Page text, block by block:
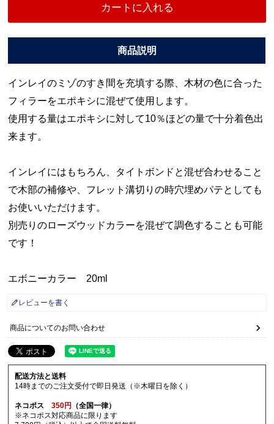
カートに入れる
インレイのミゾのすき間を充填する際、木材の色に合った
フィラーをエポキシに混ぜて使用します。
使用する量はエポキシに対して10％ほどの量で十分着色出
来ます。
インレイにはもちろん、タイトボンドと混ぜ合わせること
で木部の補修や、フレット溝切りの時穴埋めパテとしても
お使いいただけます。
別売りのローズウッドカラーを混ぜて調色することも可能
です！
エボニーカラー 20ml
レビューを書く
商品についてのお問い合わせ
配送方法と送料
14時までのご注文受付で即日発送（※木曜日を除く）
ネコポス350円
（全国一律）
※ネコポス対応商品に限ります